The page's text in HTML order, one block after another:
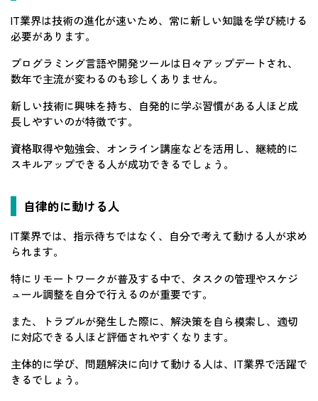
IT業界は技術の進化が速いため、常に新しい知識を学び続ける
必要があります。
プログラミング言語や開発ツールは日々アップデートされ、
数年で主流が変わるのも珍しくありません。
新しい技術に興味を持ち、自発的に学ぶ習慣がある人ほど成
長しやすいのが特徴です。
資格取得や勉強会、オンライン講座などを活用し、継続的に
スキルアップできる人が成功できるでしょう。
自律的に動ける人
IT業界では、指示待ちではなく、自分で考えて動ける人が求め
られます。
特にリモートワークが普及する中で、タスクの管理やスケジ
ュール調整を自分で行えるのが重要です。
また、トラブルが発生した際に、解決策を自ら模索し、適切
に対応できる人ほど評価されやすくなります。
主体的に学び、問題解決に向けて動ける人は、IT業界で活躍で
きるでしょう。